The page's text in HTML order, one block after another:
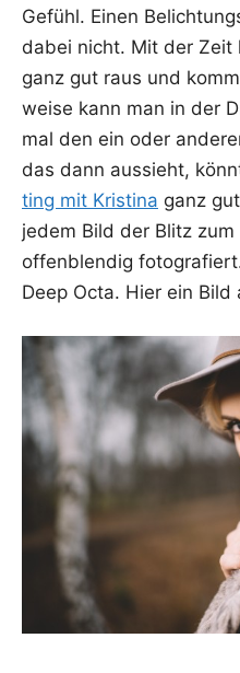
Gefühl. Einen
dabei nicht. Mit der Zeit
ganz gut raus und
wei­se kann man in der
mal den ein oder
das dann aus­sieht,
ting mit Kris­ti­na ganz
jedem Bild der Blitz
offen­blen­dig
Deep Octa. Hier ein Bild